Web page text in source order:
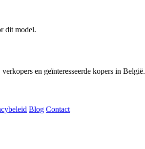
dit model.
en geïnteresseerde kopers in België.
Blog Contact